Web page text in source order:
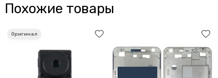
Похожие товары